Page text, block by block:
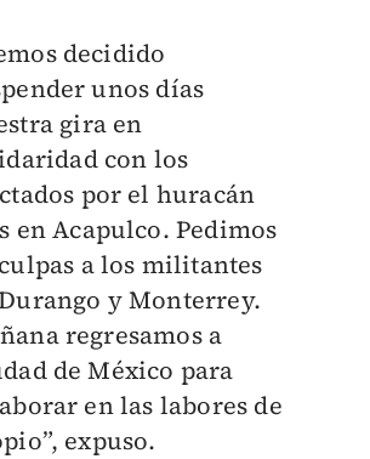
decidido
unos días
gira en
con los
por el huracán
en Acapulco. Pedimos
a los militantes
y Monterrey.
regresamos a
de México para
en las labores de
expuso.